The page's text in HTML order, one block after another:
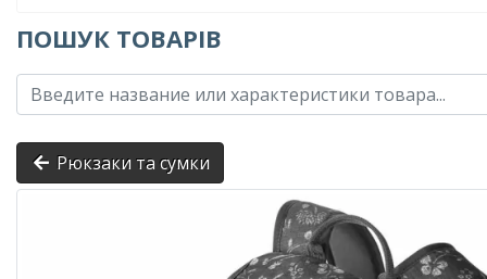
ПОШУК ТОВАРІВ
Рюкзаки та сумки